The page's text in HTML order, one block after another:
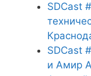
SDCast
SDCast
и Амир